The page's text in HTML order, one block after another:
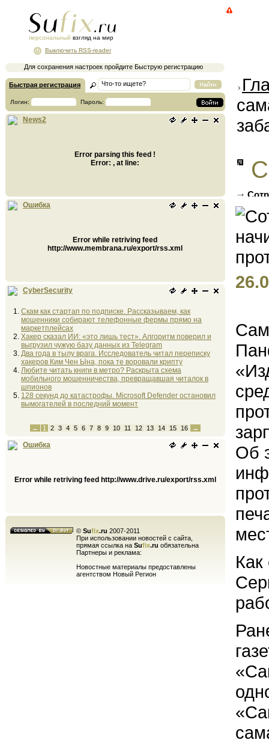
персональный взгляд на мир
Для сохранения настроек пройдите Быструю регистрацию
Выключить RSS-reader
Быстрая регистрация
Логин: Пароль:
News2
Error parsing this feed !
Error: , at line:
Ошибка
Error while retriving feed
http://www.membrana.ru/export/rss.xml
CyberSecurity
Скам как стартап по подписке. Рассказываем, как
мошенники собирают телефонные фермы прямо на
маркетплейсах
Хакер сказал ИИ: «это лишь тест». Алгоритм поверил и
выгрузил чужую базу данных из Telegram
Два года в тылу врага. Исследователь читал переписку
хакеров Ким Чен Ына, пока те воровали крипту
Любите читать книги в метро? Раскрыта схема
мобильного мошенничества, превращавшая читалок в
шпионов
128 секунд до катастрофы. Microsoft Defender остановил
вымогателей в последний момент
← 1 2 3 4 5 6 7 8 9 10 11 12 13 14 15 16 →
Ошибка
Error while retriving feed http://www.drive.ru/export/rss.xml
© Sufix.ru 2007-2011
При использовании новостей с сайта,
прямая ссылка на Sufix.ru обязательна
Партнеры и реклама:
Новостные материалы предоставлены
агентством Новый Регион
Об
Как